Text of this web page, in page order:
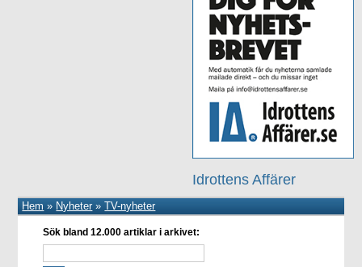
Idrottens Affärer
Hem » Nyheter»TV-nyheter
Sök bland 12.000 artiklar i arkivet: